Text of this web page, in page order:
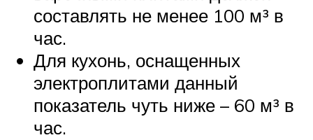
составлять не менее 100 м³ в
час.
Для кухонь, оснащенных
электроплитами данный
показатель чуть ниже – 60 м³ в
час.